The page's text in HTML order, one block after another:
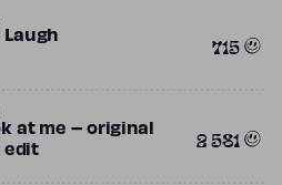
Laugh 715
at me – original
edit
2 581